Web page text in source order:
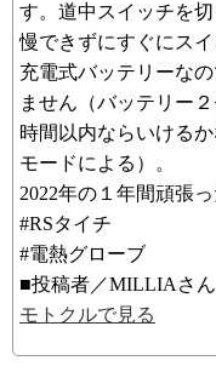
す。道中スイッチを
慢できずにすぐにス
充電式バッテリーな
ません（バッテリー
時間以内ならいける
モードによる）。
2022年の１年間頑張
#RSタイチ
#電熱グローブ
■投稿者／MILLIAさん
モトクルで見る